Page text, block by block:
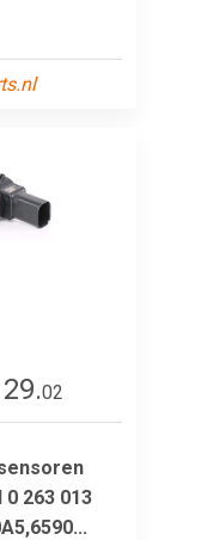
02
0 263 013